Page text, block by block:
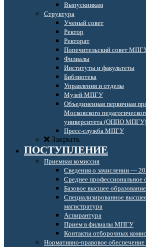
Выпускникам
Структура
Ученый совет
Ректор
Ректорат
Попечительский совет
Филиалы
Институты и факультеты
Библиотека
Управления и отделы
Музей МПГУ
Объединенная первичная
Московского
университета (ОППО МПГУ)
Пресс-служба МПГУ
Закрыть
ПОСТУПЛЕНИЕ
Приемная комиссия
Сведения о зачислении —
Среднее профессиональное
Базовое высшее
Специализированное
магистратура
Аспирантура
Прием в филиалы МПГУ
Контакты отборочных
Нормативно-правовое